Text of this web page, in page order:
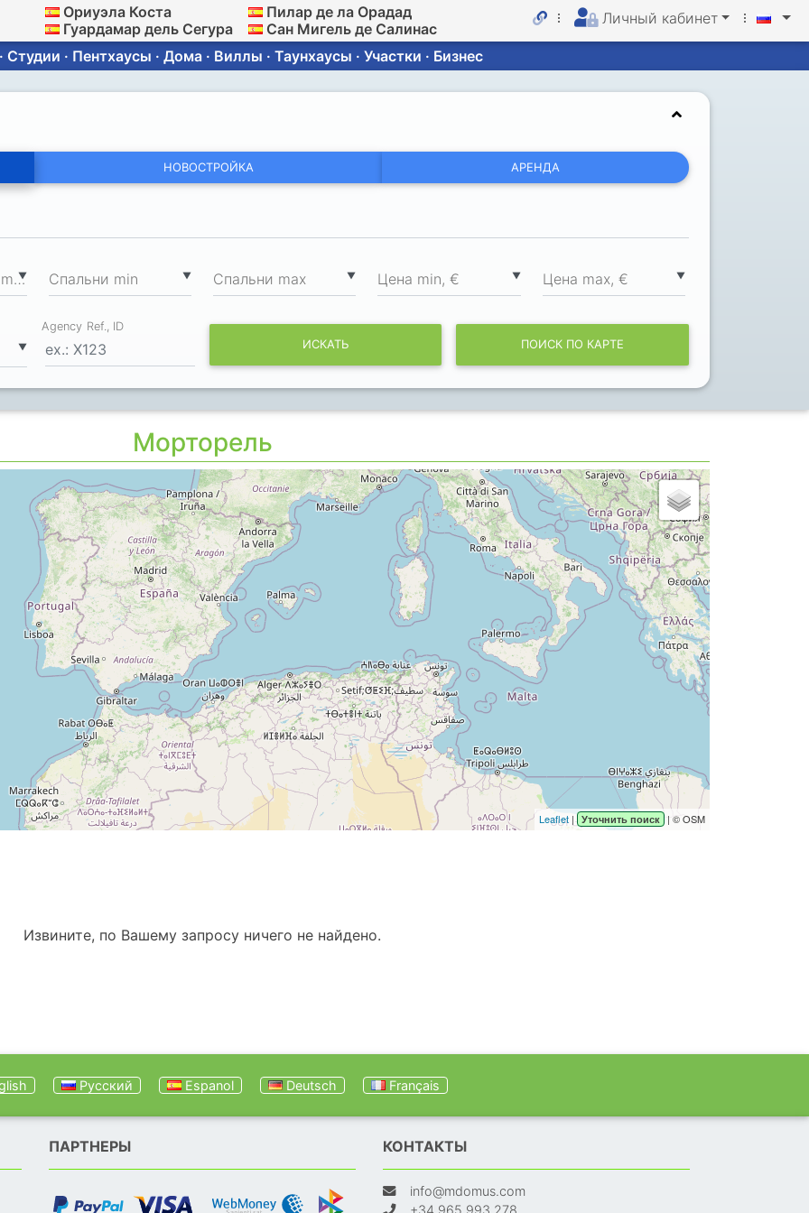
Ориуэла Коста
Гуардамар дель Сегура
Пилар де ла Орадад
Сан Мигель де Салинас
Личный кабинет
· Пентхаусы · Дома · Виллы · Таунхаусы · Участки · Бизнес
НОВОСТРОЙКА АРЕНДА
▼
Общая площадь min, м 2 ▼
Спальни min ▼
Спальни max ▼
Цена min, € ▼
Цена max, €
▼
Agency Ref., ID
ИСКАТЬ
ПОИСК ПО КАРТЕ
Морторель
Leaflet | Уточнить поиск | © OSM
Извините, по Вашему запросу ничего не найдено.
Русский Espanol Deutsch Français
ПАРТНЕРЫ КОНТАКТЫ
info@mdomus.com
+34 965 993 278